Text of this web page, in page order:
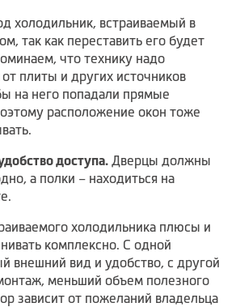
холодильник, встраиваемый в
так как переставить его будет
что технику надо
от плиты и других источников
на него попадали прямые
расположение окон тоже
доступа. Дверцы должны
а полки – находиться на
холодильника плюсы и
комплексно. С одной
внешний вид и удобство, с другой
меньший объем полезного
зависит от пожеланий владельца